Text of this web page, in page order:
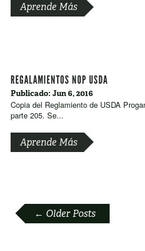
Aprende Más
REGALAMIENTOS NOP USDA
Publicado: Jun 6, 2016
Copia del Reglamiento de USDA
parte 205. Se...
Aprende Más
POSTS
← Older Posts